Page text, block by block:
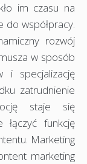
im czasu na
do współpracy.
rozwój
w sposób
i specjalizację
zatrudnienie
staje się
łączyć funkcję
Marketing
marketing